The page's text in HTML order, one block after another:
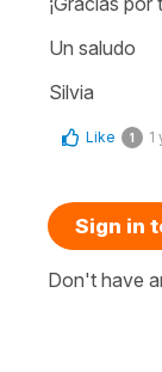
Un saludo
Silvia
Like 1 1
Sign in
Don't have